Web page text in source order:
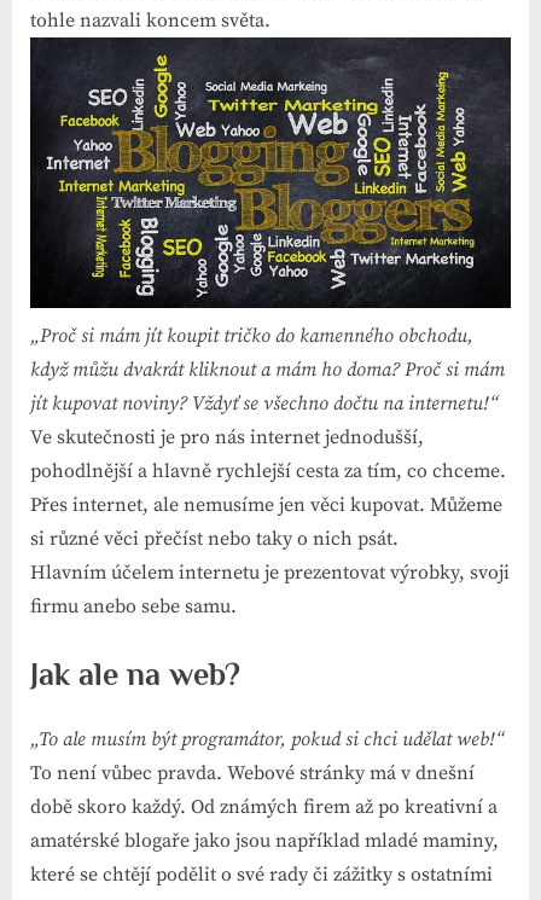
tohle nazvali koncem světa.
„Proč si mám jít koupit tričko do kamenného obchodu,
když můžu dvakrát kliknout a mám ho doma? Proč si mám
jít kupovat noviny? Vždyť se všechno dočtu na internetu!“
Ve skutečnosti je pro nás internet jednodušší,
pohodlnější a hlavně rychlejší cesta za tím, co chceme.
Přes internet, ale nemusíme jen věci kupovat. Můžeme
si různé věci přečíst nebo taky o nich psát.
Hlavním účelem internetu je prezentovat výrobky, svoji
firmu anebo sebe samu.
Jak ale na web?
„To ale musím být programátor, pokud si chci udělat web!“
To není vůbec pravda. Webové stránky má v dnešní
době skoro každý. Od známých firem až po kreativní a
amatérské blogaře jako jsou například mladé maminy,
které se chtějí podělit o své rady či zážitky s ostatními